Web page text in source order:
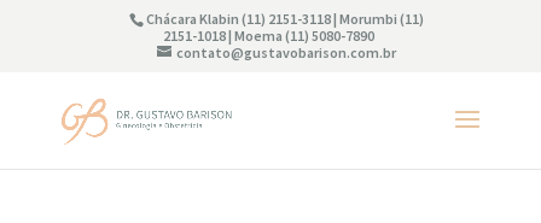
Chácara Klabin (11) 2151-3118 | Morumbi (11)
2151-1018 | Moema (11) 5080-7890
contato@gustavobarison.com.br